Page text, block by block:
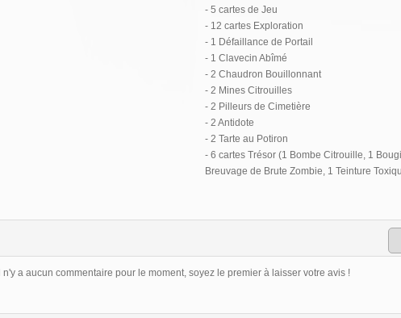
- 5 cartes de Jeu
- 12 cartes Exploration
- 1 Défaillance de Portail
- 1 Clavecin Abîmé
- 2 Chaudron Bouillonnant
- 2 Mines Citrouilles
- 2 Pilleurs de Cimetière
- 2 Antidote
- 2 Tarte au Potiron
- 6 cartes Trésor (1 Bombe Citrouille, 1
Breuvage de Brute Zombie, 1 Teinture
Il n'y a aucun commentaire pour le moment, soyez le premier à laisser votre avis !